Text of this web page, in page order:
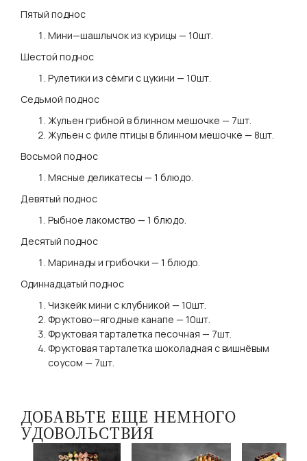
Пятый поднос
Мини—шашлычок из курицы — 10шт.
Шестой поднос
Рулетики из сёмги с цукини — 10шт.
Седьмой поднос
Жульен грибной в блинном мешочке — 7шт.
Жульен с филе птицы в блинном мешочке — 8шт.
Восьмой поднос
Мясные деликатесы — 1 блюдо.
Девятый поднос
Рыбное лакомство — 1 блюдо.
Десятый поднос
Маринады и грибочки — 1 блюдо.
Одиннадцатый поднос
Чизкейк мини с клубникой — 10шт.
Фруктово—ягодные канапе — 10шт.
Фруктовая тарталетка песочная — 7шт.
Фруктовая тарталетка шоколадная с вишнёвым
соусом — 7шт.
ДОБАВЬТЕ ЕЩЕ НЕМНОГО
УДОВОЛЬСТВИЯ